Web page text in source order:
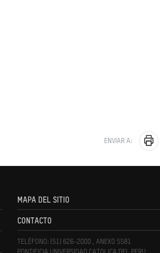
ENVIAR A:
MAPA DEL SITIO
CONTACTO
TELÉFONO: (51) 626-2000 , ANEXO 5581